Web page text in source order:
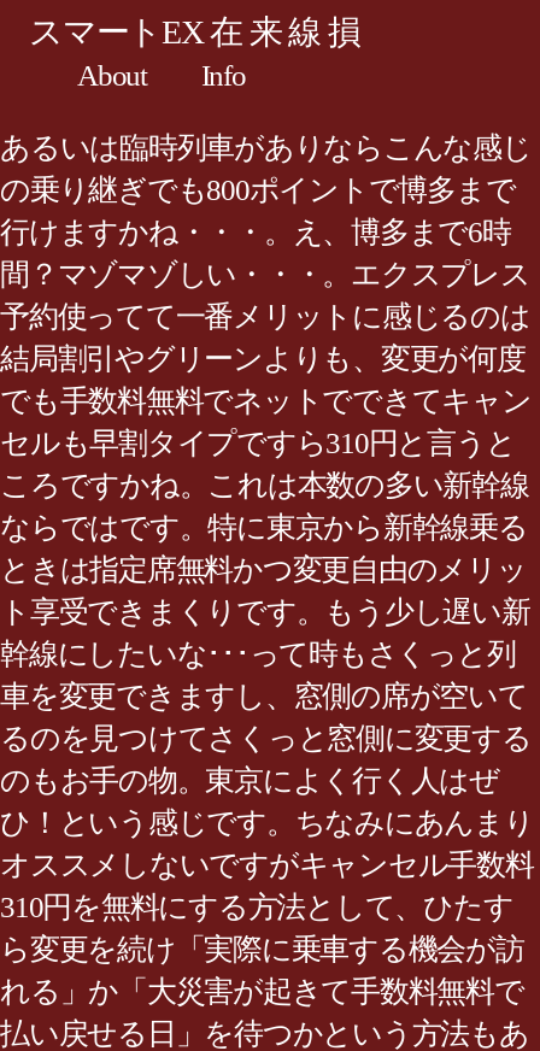
スマートEX 在 来 線 損
About Info
あるいは臨時列車がありならこんな感じ
の乗り継ぎでも800ポイントで博多まで
行けますかね・・・。え、博多まで6時
間？マゾマゾしい・・・。エクスプレス
予約使ってて一番メリットに感じるのは
結局割引やグリーンよりも、変更が何度
でも手数料無料でネットでできてキャン
セルも早割タイプですら310円と言うと
ころですかね。これは本数の多い新幹線
ならではです。特に東京から新幹線乗る
ときは指定席無料かつ変更自由のメリッ
ト享受できまくりです。もう少し遅い新
幹線にしたいな･･･って時もさくっと列
車を変更できますし、窓側の席が空いて
るのを見つけてさくっと窓側に変更する
のもお手の物。東京によく行く人はぜ
ひ！という感じです。ちなみにあんまり
オススメしないですがキャンセル手数料
310円を無料にする方法として、ひたす
ら変更を続け「実際に乗車する機会が訪
れる」か「大災害が起きて手数料無料で
払い戻せる日」を待つかという方法もあ